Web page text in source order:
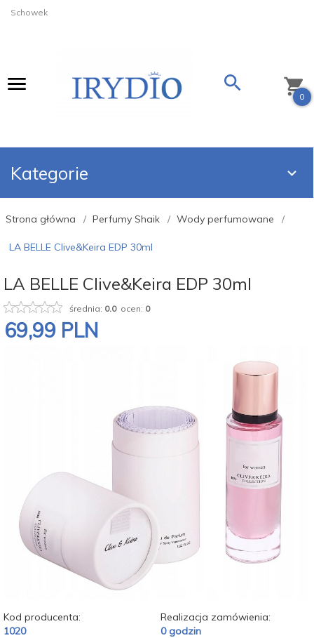
Schowek
0
Kategorie
Strona główna Perfumy Shaik Wody perfumowane
LA BELLE Clive&Keira EDP 30ml
LA BELLE Clive&Keira EDP 30ml
średnia: 0.0ocen: 0
69,99 PLN
Kod producenta:
1020
Realizacja zamówienia:
0 godzin